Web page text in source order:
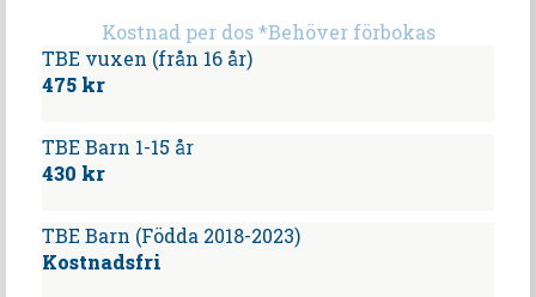
Kostnad per dos *Behöver förbokas
TBE vuxen (från 16 år)
475 kr
TBE Barn 1-15 år
430 kr
TBE Barn (Födda 2018-2023)
Kostnadsfri